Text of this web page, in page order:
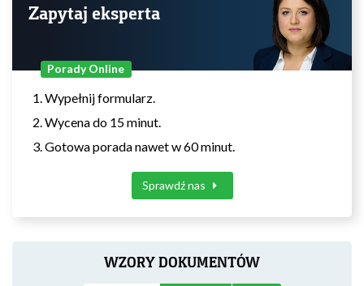
Zapytaj eksperta
Porady Online
Wypełnij formularz.
Wycena do 15 minut.
Gotowa porada nawet w 60 minut.
Sprawdź nas
WZORY DOKUMENTÓW